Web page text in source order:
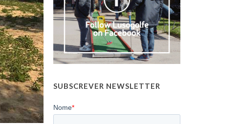
SUBSCREVER NEWSLETTER